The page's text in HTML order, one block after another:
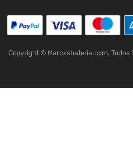
Copyright © Marcasbateria.com. Todos